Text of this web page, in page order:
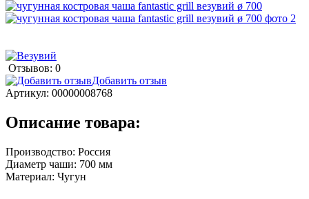
Отзывов: 0
Добавить отзыв
Артикул: 00000008768
Описание товара:
Производство: Россия
Диаметр чаши: 700 мм
Материал: Чугун